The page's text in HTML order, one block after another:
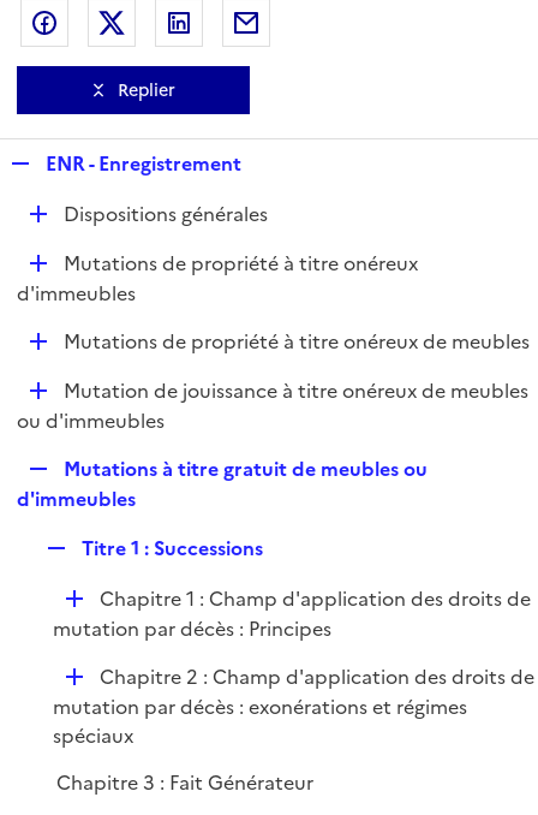
Partager sur Facebook
Partager sur Twitter
Partager sur LinkedIn
Replier
p
l
i
e
r
ENR - Enregistrement
D
l
Dispositions générales
D
é
e
r
Mutations de propriété à titre onéreux
d'immeubles
D
l
r
Mutations de propriété à titre onéreux de meubles
D
é
i
Mutation de jouissance à titre onéreux de meubles
ou d'immeubles
e
l
r
Mutations à titre gratuit de meubles ou
d'immeubles
p
l
i
e
r
Titre 1 : Successions
D
é
i
e
Chapitre 1 : Champ d'application des droits de
mutation par décès : Principes
D
é
p
i
Chapitre 2 : Champ d'application des droits de
mutation par décès : exonérations et régimes
spéciaux
Chapitre 3 : Fait Générateur